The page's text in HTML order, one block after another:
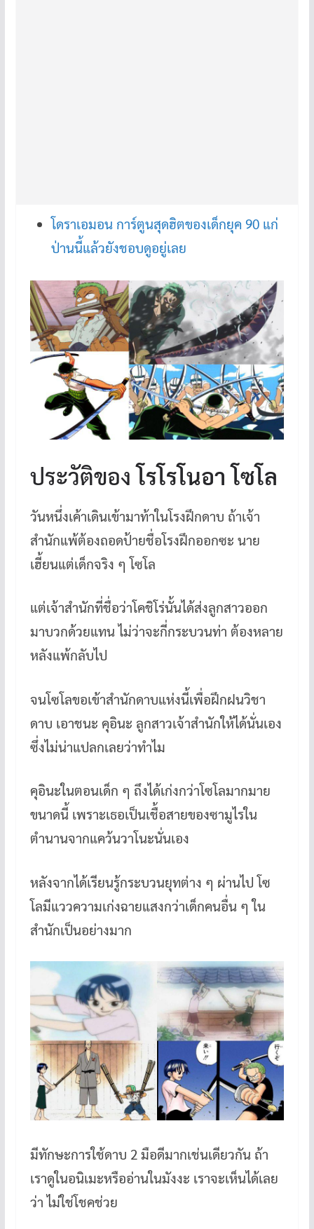
โดราเอมอน การ์ตูนสุดฮิตของเด็กยุค 90 แก่
ป่านนี้แล้วยังชอบดูอยู่เลย
ประวัติของโรโรโนอา โซโล
วันหนึ่งเค้าเดินเข้ามาท้าในโรงฝึกดาบ ถ้าเจ้า
สำนักแพ้ต้องถอดป้ายชื่อโรงฝึกออกซะ นาย
เฮี้ยนแต่เด็กจริง ๆ โซโล
แต่เจ้าสำนักที่ชื่อว่าโคชิโร่นั้นได้ส่งลูกสาวออก
มาบวกด้วยแทน ไม่ว่าจะกี่กระบวนท่า ต้องหลาย
หลังแพ้กลับไป
จนโซโลขอเข้าสำนักดาบแห่งนี้เพื่อฝึกฝนวิชา
ดาบ เอาชนะ คุอินะ ลูกสาวเจ้าสำนักให้ได้นั่นเอง
ซึ่งไม่น่าแปลกเลยว่าทำไม
คุอินะในตอนเด็ก ๆ ถึงได้เก่งกว่าโซโลมากมาย
ขนาดนี้ เพราะเธอเป็นเชื้อสายของซามูไรใน
ตำนานจากแคว้นวาโนะนั่นเอง
หลังจากได้เรียนรู้กระบวนยุทต่าง ๆ ผ่านไป โซ
โลมีแววความเก่งฉายแสงกว่าเด็กคนอื่น ๆ ใน
สำนักเป็นอย่างมาก
มีทักษะการใช้ดาบ 2 มือดีมากเช่นเดียวกัน ถ้า
เราดูในอนิเมะหรืออ่านในมังงะ เราจะเห็นได้เลย
ว่า ไม่ใช่โชคช่วย